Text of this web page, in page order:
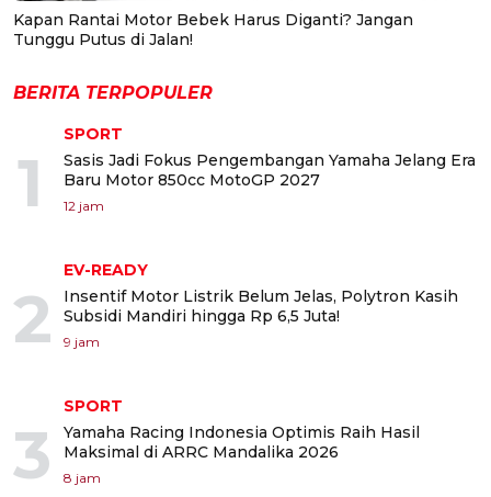
Kapan Rantai Motor Bebek Harus Diganti? Jangan
Tunggu Putus di Jalan!
BERITA TERPOPULER
1
SPORT
Sasis Jadi Fokus Pengembangan Yamaha Jelang Era
Baru Motor 850cc MotoGP 2027
12 jam
2
EV-READY
Insentif Motor Listrik Belum Jelas, Polytron Kasih
Subsidi Mandiri hingga Rp 6,5 Juta!
9 jam
3
SPORT
Yamaha Racing Indonesia Optimis Raih Hasil
Maksimal di ARRC Mandalika 2026
8 jam